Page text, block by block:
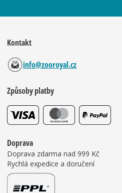
Kontakt
info@zooroyal.cz
Způsoby platby
Doprava
Doprava zdarma nad 999 Kč
Rychlá expedice a doručení